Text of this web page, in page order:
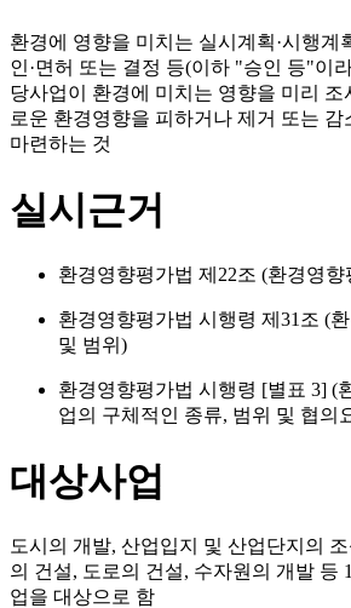
환경에 영향을 미치는 실시계획·시행계
인·면허 또는 결정 등(이하 "승인 등"이
당사업이 환경에 미치는 영향을 미리 조
로운 환경영향을 피하거나 제거 또는
마련하는 것
실시근거
환경영향평가법 제22조 (환경영
환경영향평가법 시행령 제31조 (
및 범위)
환경영향평가법 시행령 [별표 3] (
업의 구체적인 종류, 범위 및 협의
대상사업
도시의 개발, 산업입지 및 산업단지의
의 건설, 도로의 건설, 수자원의 개발 등
업을 대상으로 함